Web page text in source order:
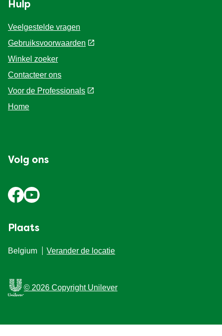
Hulp
Veelgestelde vragen
Gebruiksvoorwaarden
Winkel zoeker
Contacteer ons
Voor de Professionals
Home
Volg ons
Plaats
Belgium Verander de locatie
© 2026 Copyright Unilever